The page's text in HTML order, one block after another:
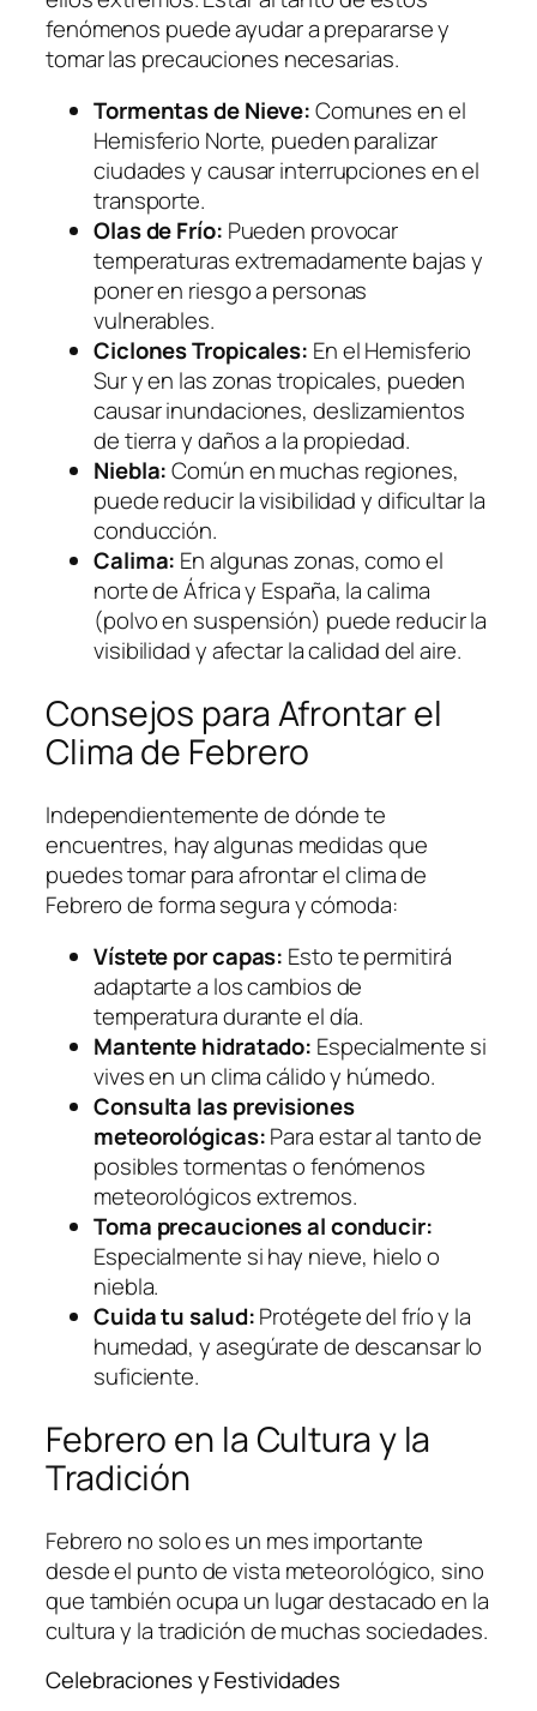
fenómenos puede ayudar a prepararse y
tomar las precauciones necesarias.
Tormentas de Nieve:Comunes en el
Hemisferio Norte, pueden paralizar
ciudades y causar interrupciones en el
transporte.
Olas de Frío: Pueden provocar
temperaturas extremadamente bajas y
poner en riesgo a personas
vulnerables.
Ciclones Tropicales: En el Hemisferio
Sur y en las zonas tropicales, pueden
causar inundaciones, deslizamientos
de tierra y daños a la propiedad.
Niebla:Común en muchas regiones,
puede reducir la visibilidad y dificultar la
conducción.
Calima: En algunas zonas, como el
norte de África y España, la calima
(polvo en suspensión) puede reducir la
visibilidad y afectar la calidad del aire.
Consejos para Afrontar el
Clima de Febrero
Independientemente de dónde te
encuentres, hay algunas medidas que
puedes tomar para afrontar el clima de
Febrero de forma segura y cómoda:
Vístete por capas: Esto te permitirá
adaptarte a los cambios de
temperatura durante el día.
Mantente hidratado: Especialmente si
vives en un clima cálido y húmedo.
Consulta las previsiones
meteorológicas:Para estar al tanto de
posibles tormentas o fenómenos
meteorológicos extremos.
Toma precauciones al conducir:
Especialmente si hay nieve, hielo o
niebla.
Cuida tu salud:Protégete del frío y la
humedad, y asegúrate de descansar lo
suficiente.
Febrero en la Cultura y la
Tradición
Febrero no solo es un mes importante
desde el punto de vista meteorológico, sino
que también ocupa un lugar destacado en la
cultura y la tradición de muchas sociedades.
Celebraciones y Festividades